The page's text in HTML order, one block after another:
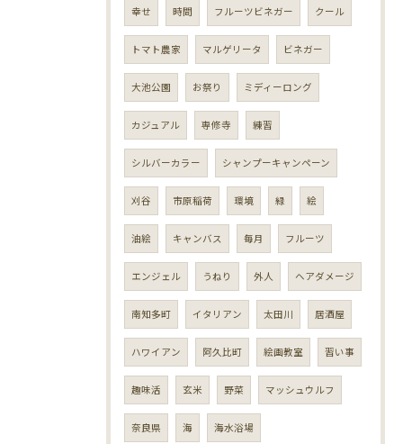
幸せ 時間 フルーツビネガー クール
トマト農家 マルゲリータ ビネガー
大池公園 お祭り ミディーロング
カジュアル 専修寺 練習
シルバーカラー シャンプーキャンペーン
刈谷 市原稲荷 環境 緑 絵
油絵 キャンバス 毎月 フルーツ
エンジェル うねり 外人 ヘアダメージ
南知多町 イタリアン 太田川 居酒屋
ハワイアン 阿久比町 絵画教室 習い事
趣味活 玄米 野菜 マッシュウルフ
奈良県 海 海水浴場